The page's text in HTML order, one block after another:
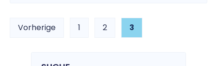
Beitragsnavigation
Vorherige 1 2 3